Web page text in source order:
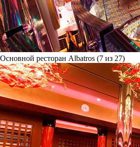
Основной ресторан Albatros (7 из 27)